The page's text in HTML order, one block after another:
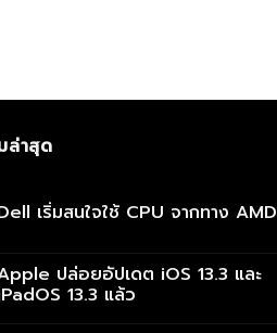
ล่าสุด
เริ่มสนใจใช้ CPU จากทาง AMD
ปล่อยอัปเดต iOS 13.3 และ
13.3 แล้ว